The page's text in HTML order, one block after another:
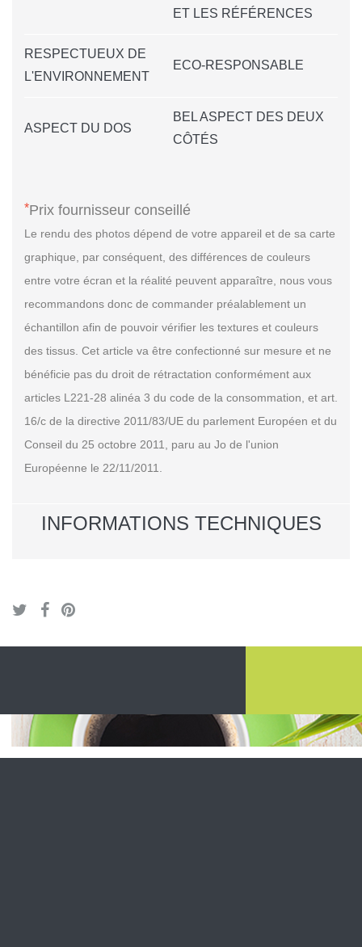
ET LES RÉFÉRENCES
RESPECTUEUX DE
L'ENVIRONNEMENT
ECO-RESPONSABLE
ASPECT DU DOS
BEL ASPECT DES DEUX
CÔTÉS
*Prix fournisseur conseillé
Le rendu des photos dépend de votre appareil et de sa carte
graphique, par conséquent, des différences de couleurs
entre votre écran et la réalité peuvent apparaître, nous vous
recommandons donc de commander préalablement un
échantillon afin de pouvoir vérifier les textures et couleurs
des tissus. Cet article va être confectionné sur mesure et ne
bénéficie pas du droit de rétractation conformément aux
articles L221-28 alinéa 3 du code de la consommation, et art.
16/c de la directive 2011/83/UE du parlement Européen et du
Conseil du 25 octobre 2011, paru au Jo de l'union
Européenne le 22/11/2011.
INFORMATIONS TECHNIQUES